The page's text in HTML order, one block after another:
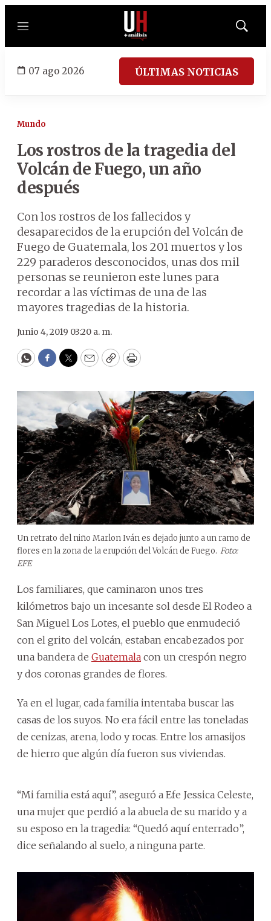
Menú
Mostrar
07 ago 2026 ÚLTIMAS NOTICIAS
Mundo
Los rostros de la tragedia del
Volcán de Fuego, un año
después
Con los rostros de los fallecidos y
desaparecidos de la erupción del Volcán de
Fuego de Guatemala, los 201 muertos y los
229 paraderos desconocidos, unas dos mil
personas se reunieron este lunes para
recordar a las víctimas de una de las
mayores tragedias de la historia.
Junio 4, 2019 03:20 a. m.
WhatsApp
Facebook
Twitter
EmailCopyPrint
Un retrato del niño Marlon Iván es dejado junto a un ramo de
flores en la zona de la erupción del Volcán de Fuego. Foto:
EFE
Los familiares, que caminaron unos tres
kilómetros bajo un incesante sol desde El Rodeo a
San Miguel Los Lotes, el pueblo que enmudeció
con el grito del volcán, estaban encabezados por
una bandera de Guatemala con un crespón negro
y dos coronas grandes de flores.
Ya en el lugar, cada familia intentaba buscar las
casas de los suyos. No era fácil entre las toneladas
de cenizas, arena, lodo y rocas. Entre los amasijos
de hierro que algún día fueron sus viviendas.
“Mi familia está aquí”, aseguró a Efe Jessica Celeste,
una mujer que perdió a la abuela de su marido y a
su esposo en la tragedia: “Quedó aquí enterrado”,
dice señalando al suelo, a ninguna parte.